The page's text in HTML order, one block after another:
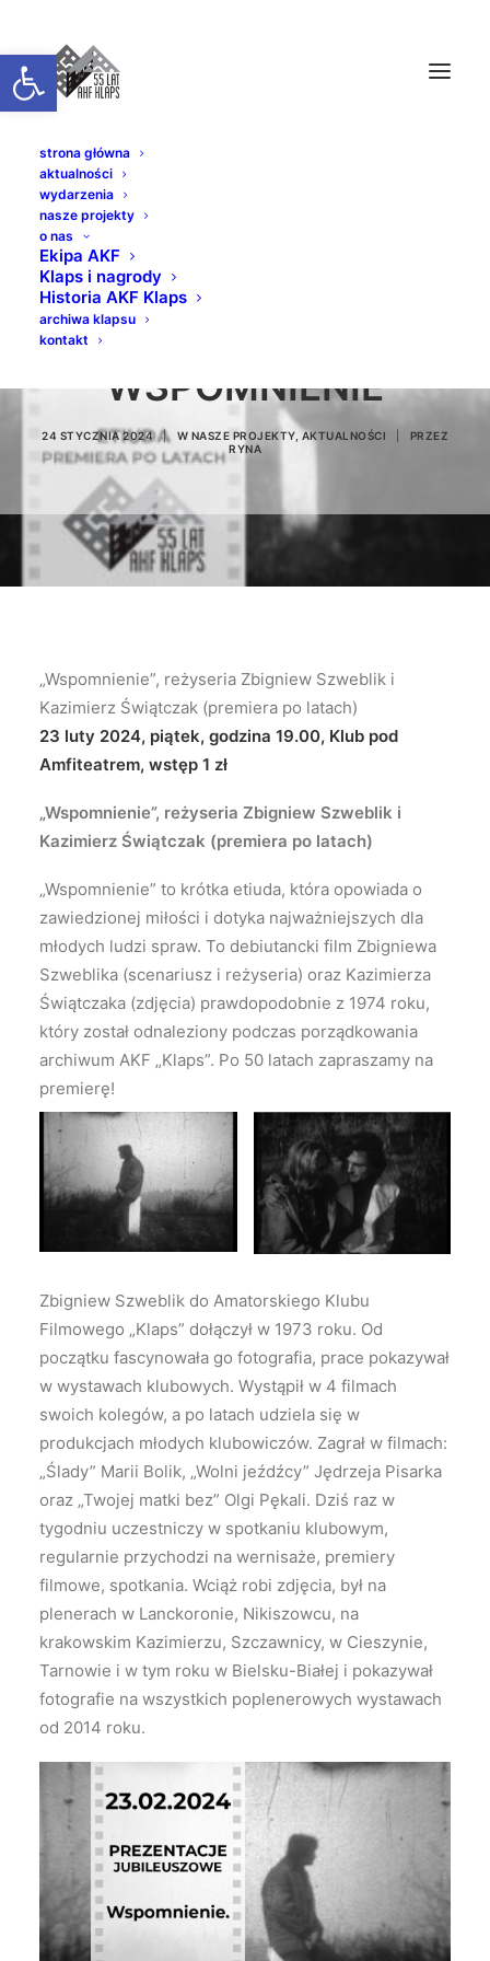
Otwórz pasek narzędzi
strona główna
aktualności
wydarzenia
nasze projekty
o nas
Ekipa AKF
Klaps i nagrody
Historia AKF Klaps
archiwa klapsu
kontakt
PREZENTACJE
JUBILEUSZOWE //
WSPOMNIENIE
24 STYCZNIA 2024 | W NASZE PROJEKTY, AKTUALNOŚCI
PRZEZ
RYNA
„Wspomnienie”, reżyseria Zbigniew Szweblik i
Kazimierz Świątczak (premiera po latach)
23 luty 2024, piątek, godzina 19.00, Klub pod
Amfiteatrem, wstęp 1 zł
„Wspomnienie”, reżyseria Zbigniew Szweblik i
Kazimierz Świątczak (premiera po latach)
„Wspomnienie” to krótka etiuda, która opowiada o
zawiedzionej miłości i dotyka najważniejszych dla
młodych ludzi spraw. To debiutancki film Zbigniewa
Szweblika (scenariusz i reżyseria) oraz Kazimierza
Świątczaka (zdjęcia) prawdopodobnie z 1974 roku,
który został odnaleziony podczas porządkowania
archiwum AKF „Klaps”. Po 50 latach zapraszamy na
premierę!
Zbigniew Szweblik do Amatorskiego Klubu
Filmowego „Klaps” dołączył w 1973 roku. Od
początku fascynowała go fotografia, prace pokazywał
w wystawach klubowych. Wystąpił w 4 filmach
swoich kolegów, a po latach udziela się w
produkcjach młodych klubowiczów. Zagrał w filmach:
„Ślady” Marii Bolik, „Wolni jeźdźcy” Jędrzeja Pisarka
oraz „Twojej matki bez” Olgi Pękali. Dziś raz w
tygodniu uczestniczy w spotkaniu klubowym,
regularnie przychodzi na wernisaże, premiery
filmowe, spotkania. Wciąż robi zdjęcia, był na
plenerach w Lanckoronie, Nikiszowcu, na
krakowskim Kazimierzu, Szczawnicy, w Cieszynie,
Tarnowie i w tym roku w Bielsku-Białej i pokazywał
fotografie na wszystkich poplenerowych wystawach
od 2014 roku.